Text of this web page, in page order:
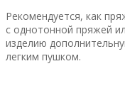
Рекомендуется, как
с однотонной пряжей
изделию
легким пушком.